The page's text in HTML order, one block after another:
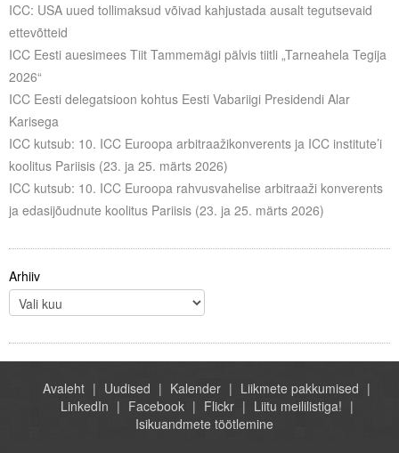
ICC: USA uued tollimaksud võivad kahjustada ausalt tegutsevaid
ettevõtteid
ICC Eesti auesimees Tiit Tammemägi pälvis tiitli „Tarneahela Tegija
2026“
ICC Eesti delegatsioon kohtus Eesti Vabariigi Presidendi Alar
Karisega
ICC kutsub: 10. ICC Euroopa arbitraažikonverents ja ICC institute’i
koolitus Pariisis (23. ja 25. märts 2026)
ICC kutsub: 10. ICC Euroopa rahvusvahelise arbitraaži konverents
ja edasijõudnute koolitus Pariisis (23. ja 25. märts 2026)
Arhiiv
Avaleht Uudised Kalender
Liikmete pakkumised
LinkedIn
Facebook Flickr
Liitu meililistiga!
Isikuandmete töötlemine